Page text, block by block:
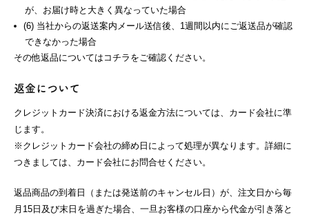
が、お届け時と大きく異なっていた場合
(6) 当社からの返送案内メール送信後、1週間以内にご返送品が確認
できなかった場合
その他返品についてはコチラをご確認ください。
返金について
クレジットカード決済における返金方法については、カード会社に準
じます。
※クレジットカード会社の締め日によって処理が異なります。詳細に
つきましては、カード会社にお問合せください。
返品商品の到着日（または発送前のキャンセル日）が、注文日から毎
月15日及び末日を過ぎた場合、一旦お客様の口座から代金が引き落と